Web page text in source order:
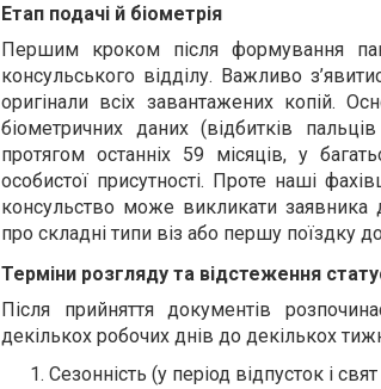
Етап подачі й біометрія
Першим кроком після формування
консульського відділу. Важливо
оригінали всіх завантажених копій.
біометричних даних (відбитків
протягом останніх 59 місяців, у
особистої присутності. Проте наші
консульство може викликати
про складні типи віз або першу поїздку
Терміни розгляду та відстеження
Після прийняття документів
декількох робочих днів до декількох
Сезонність (у період відпусток і